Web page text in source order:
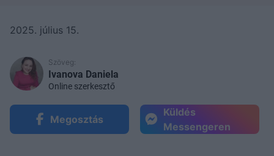
2025. július 15.
Szöveg:
Ivanova Daniela
Online szerkesztő
Megosztás
Küldés
Messengeren